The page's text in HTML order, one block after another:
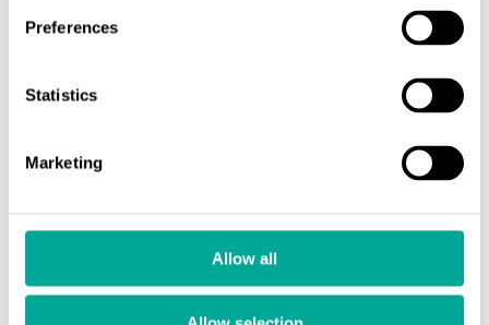
Preferences
Statistics
Marketing
Allow all
BASELINE CHA Metaani / Ei-
metaanihiilivetyjen (NMHC) pitoisuudet. Käytetään
BASELINE CHA Kokonaishiilianalysaattori (TCA)
epäpuhtauksien tunnistamiseen esimerkiksi
BASELINE 9000 Lämmitetty